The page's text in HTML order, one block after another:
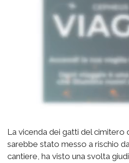
La vicenda dei gatti del cimitero
sarebbe stato messo a rischio
cantiere, ha visto una svolta